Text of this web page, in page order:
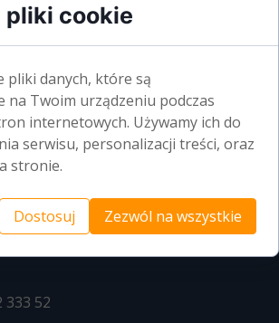
SZCZECIN
CZYNNE:
PIĄTEK
14.00
333 52
pliki cookie
pliki danych, które są
na Twoim urządzeniu podczas
internetowych. Używamy ich do
serwisu, personalizacji treści, oraz
stronie.
Dostosuj Zezwól na wszystkie